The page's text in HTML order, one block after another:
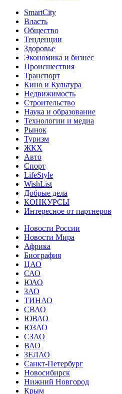
SmartCity
Власть
Общество
Тенденции
Здоровье
Экономика и бизнес
Происшествия
Транспорт
Кино и Культура
Недвижимость
Строительство
Наука и образование
Технологии и медиа
Рынок
Туризм
ЖКХ
Авто
Спорт
LifeStyle
WishList
Добрые дела
КОНКУРСЫ
Интересное от партнеров
Новости России
Новости Мира
Африка
Биография
ЦАО
САО
ЮАО
ЗАО
ТИНАО
СВАО
ЮВАО
ЮЗАО
СЗАО
ВАО
ЗЕЛАО
Санкт-Петербург
Новосибирск
Нижний Новгород
Крым